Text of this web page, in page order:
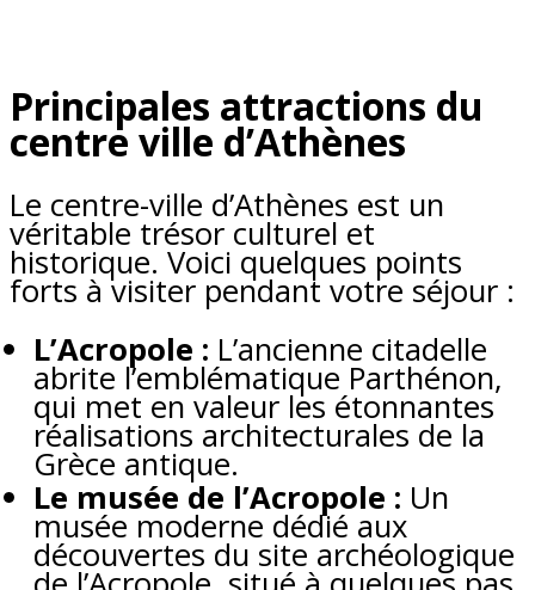
Principales attractions du
centre ville d’Athènes
Le centre-ville d’Athènes est un
véritable trésor culturel et
historique. Voici quelques points
forts à visiter pendant votre séjour :
L’Acropole : L’ancienne citadelle
abrite l’emblématique Parthénon,
qui met en valeur les étonnantes
réalisations architecturales de la
Grèce antique.
Le musée de l’Acropole : Un
musée moderne dédié aux
découvertes du site archéologique